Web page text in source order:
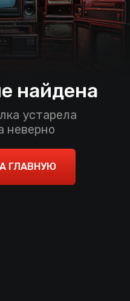
найдена
устарела
неверно
ГЛАВНУЮ